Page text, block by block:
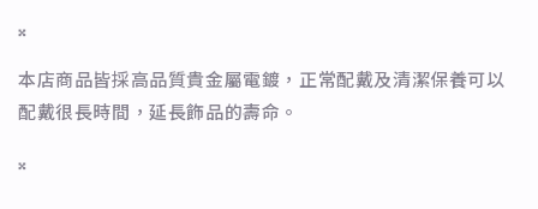
𝄪
本店商品皆採高品質貴金屬電鍍，正常配戴及清潔保養可以
配戴很長時間，延長飾品的壽命。
𝄪